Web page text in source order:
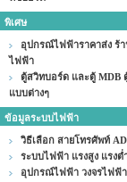
พิเศษ
อุปกรณ์ไฟฟ้าราคาส่ง ร้
ไฟฟ้า
ตู้สวิทบอร์ด และตู้ MDB
แบบต่างๆ
ข้อมูลระบบไฟฟ้า
วิธีเลือก สายโทรศัพท์
ระบบไฟฟ้า แรงสูง แรงต่
อุปกรณ์ไฟฟ้า วงจรไฟฟ้